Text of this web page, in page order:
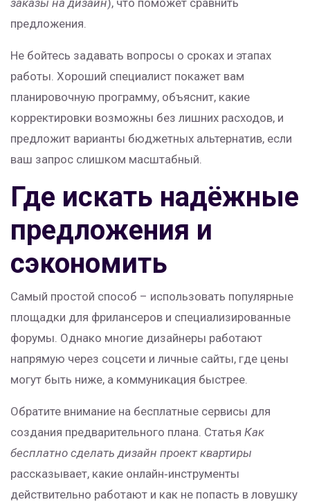
заказы на дизайн), что поможет сравнить
предложения.
Не бойтесь задавать вопросы о сроках и этапах
работы. Хороший специалист покажет вам
планировочную программу, объяснит, какие
корректировки возможны без лишних расходов, и
предложит варианты бюджетных альтернатив, если
ваш запрос слишком масштабный.
Где искать надёжные
предложения и
сэкономить
Самый простой способ – использовать популярные
площадки для фрилансеров и специализированные
форумы. Однако многие дизайнеры работают
напрямую через соцсети и личные сайты, где цены
могут быть ниже, а коммуникация быстрее.
Обратите внимание на бесплатные сервисы для
создания предварительного плана. Статья Как
бесплатно сделать дизайн проект квартиры
рассказывает, какие онлайн‑инструменты
действительно работают и как не попасть в ловушку